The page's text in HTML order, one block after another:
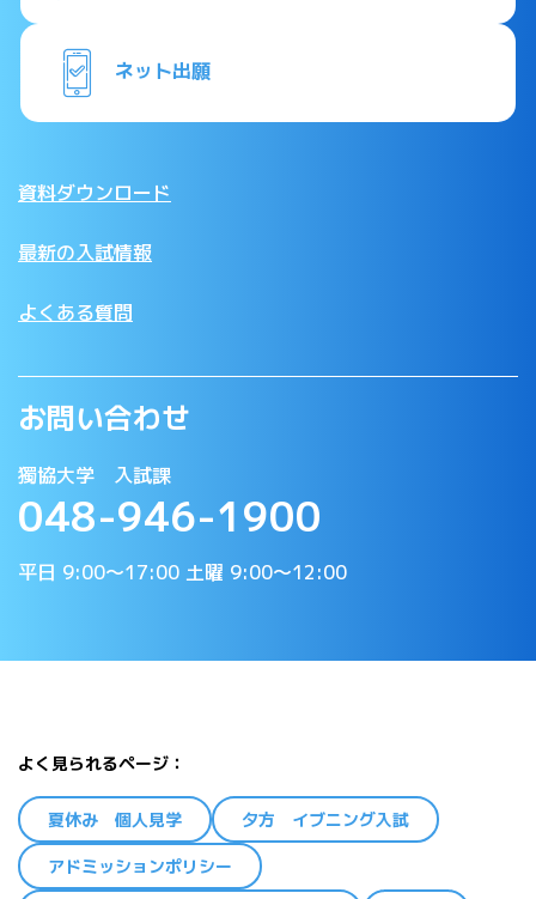
ネット出願
資料ダウンロード
最新の入試情報
よくある質問
お問い合わせ
獨協大学 入試課
048-946-1900
平日 9:00〜17:00 土曜 9:00〜12:00
よく見られるページ
夏休み 個人見学 夕方 イブニング入試
アドミッションポリシー